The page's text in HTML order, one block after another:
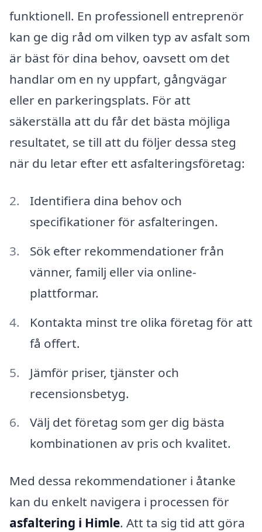
funktionell. En professionell entreprenör
kan ge dig råd om vilken typ av asfalt som
är bäst för dina behov, oavsett om det
handlar om en ny uppfart, gångvägar
eller en parkeringsplats. För att
säkerställa att du får det bästa möjliga
resultatet, se till att du följer dessa steg
när du letar efter ett asfalteringsföretag:
Identifiera dina behov och
specifikationer för asfalteringen.
Sök efter rekommendationer från
vänner, familj eller via online-
plattformar.
Kontakta minst tre olika företag för att
få offert.
Jämför priser, tjänster och
recensionsbetyg.
Välj det företag som ger dig bästa
kombinationen av pris och kvalitet.
Med dessa rekommendationer i åtanke
kan du enkelt navigera i processen för
asfaltering i Himle. Att ta sig tid att göra